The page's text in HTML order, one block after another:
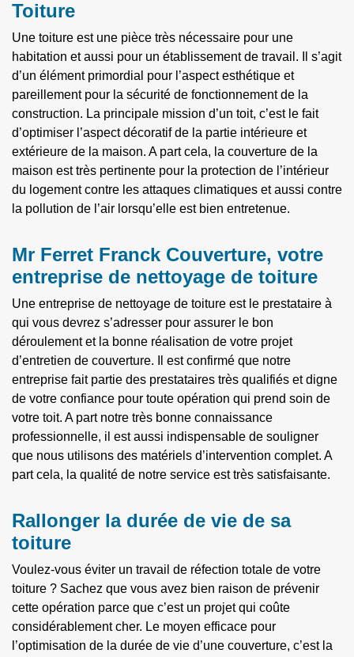
Toiture
Une toiture est une pièce très nécessaire pour une
habitation et aussi pour un établissement de travail. Il s’agit
d’un élément primordial pour l’aspect esthétique et
pareillement pour la sécurité de fonctionnement de la
construction. La principale mission d’un toit, c’est le fait
d’optimiser l’aspect décoratif de la partie intérieure et
extérieure de la maison. A part cela, la couverture de la
maison est très pertinente pour la protection de l’intérieur
du logement contre les attaques climatiques et aussi contre
la pollution de l’air lorsqu’elle est bien entretenue.
Mr Ferret Franck Couverture, votre
entreprise de nettoyage de toiture
Une entreprise de nettoyage de toiture est le prestataire à
qui vous devrez s’adresser pour assurer le bon
déroulement et la bonne réalisation de votre projet
d’entretien de couverture. Il est confirmé que notre
entreprise fait partie des prestataires très qualifiés et digne
de votre confiance pour toute opération qui prend soin de
votre toit. A part notre très bonne connaissance
professionnelle, il est aussi indispensable de souligner
que nous utilisons des matériels d’intervention complet. A
part cela, la qualité de notre service est très satisfaisante.
Rallonger la durée de vie de sa
toiture
Voulez-vous éviter un travail de réfection totale de votre
toiture ? Sachez que vous avez bien raison de prévenir
cette opération parce que c’est un projet qui coûte
considérablement cher. Le moyen efficace pour
l’optimisation de la durée de vie d’une couverture, c’est la